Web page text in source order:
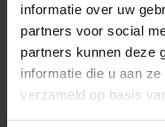
informatie over uw
partners voor social
partners kunnen deze
informatie die u aan
verzameld op basis
Maak een